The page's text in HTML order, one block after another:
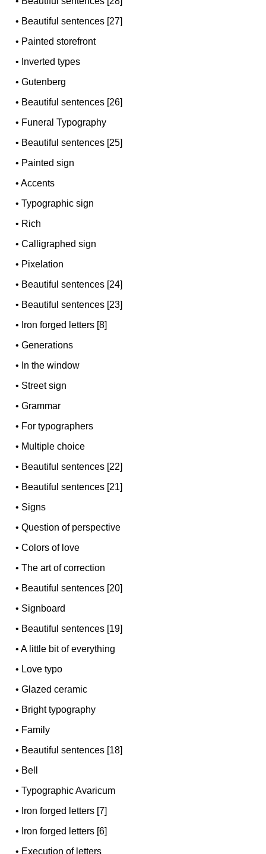
• Beautiful sentences [27]
• Painted storefront
• Inverted types
•Gutenberg
• Beautiful sentences [26]
• Funeral Typography
• Beautiful sentences [25]
• Painted sign
•Accents
•Typographic sign
• Rich
•Calligraphed sign
• Pixelation
• Beautiful sentences [24]
• Beautiful sentences [23]
• Iron forged letters [8]
•Generations
• In the window
• Street sign
•Grammar
• For typographers
• Multiple choice
• Beautiful sentences [22]
• Beautiful sentences [21]
• Signs
•Question of perspective
•Colors of love
•The art of correction
• Beautiful sentences [20]
• Signboard
• Beautiful sentences [19]
•A little bit of everything
• Love typo
•Glazed ceramic
• Bright typography
• Family
• Beautiful sentences [18]
• Bell
•Typographic Avaricum
• Iron forged letters [7]
• Iron forged letters [6]
• Execution of letters